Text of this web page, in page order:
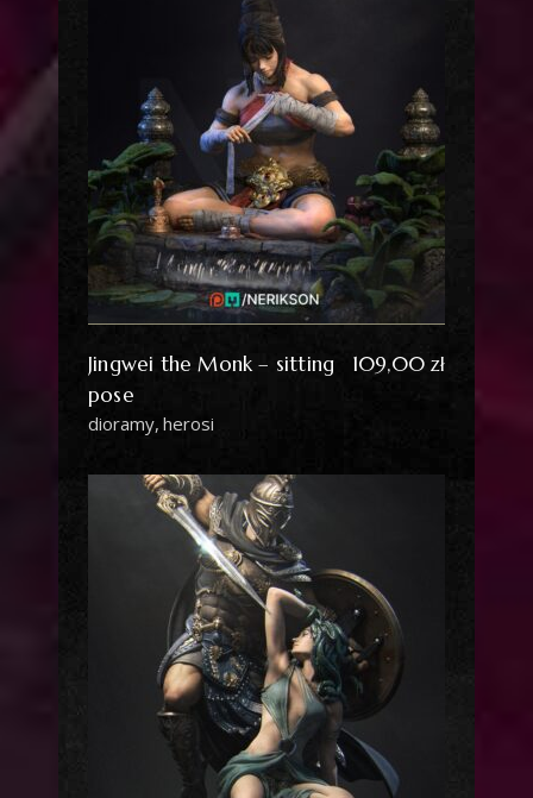
Jingwei the Monk – sitting
pose
109,00 zł
dioramy herosi